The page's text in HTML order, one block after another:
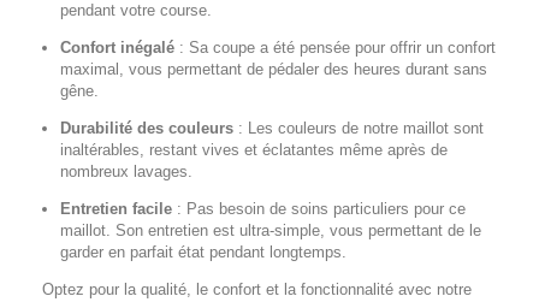
pendant votre course.
Confort inégalé : Sa coupe a été pensée pour offrir un confort
maximal, vous permettant de pédaler des heures durant sans
gêne.
Durabilité des couleurs : Les couleurs de notre maillot sont
inaltérables, restant vives et éclatantes même après de
nombreux lavages.
Entretien facile : Pas besoin de soins particuliers pour ce
maillot. Son entretien est ultra-simple, vous permettant de le
garder en parfait état pendant longtemps.
Optez pour la qualité, le confort et la fonctionnalité avec notre